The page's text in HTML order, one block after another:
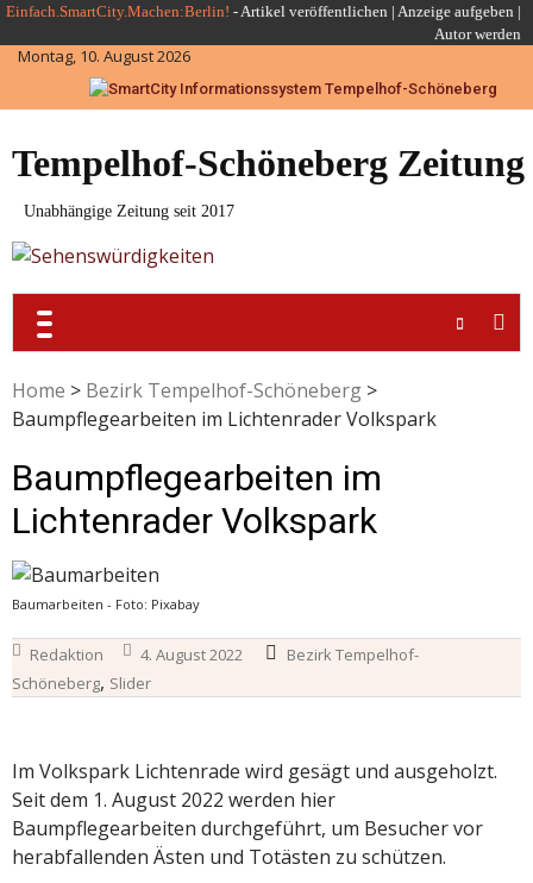
Skip
to
content
Einfach.SmartCity.Machen:Berlin! -Artikel veröffentlichen | Anzeige aufgeben |
Autor werden
Montag, 10. August 2026
Tempelhof-Schöneberg Zeitung
Unabhängige Zeitung seit 2017
Home > Bezirk Tempelhof-Schöneberg >
Baumpflegearbeiten im Lichtenrader Volkspark
Baumpflegearbeiten im
Lichtenrader Volkspark
Baumarbeiten - Foto: Pixabay
Redaktion 4. August 2022
Bezirk Tempelhof-
Schöneberg, Slider
Im Volkspark Lichtenrade wird gesägt und ausgeholzt.
Seit dem 1. August 2022 werden hier
Baumpflegearbeiten durchgeführt, um Besucher vor
herabfallenden Ästen und Totästen zu schützen.